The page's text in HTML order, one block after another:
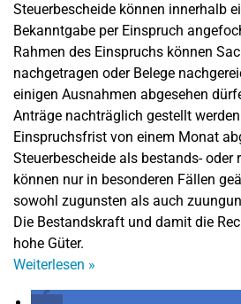
Steuerbescheide können innerhalb
Bekanntgabe per Einspruch
Rahmen des Einspruchs können
nachgetragen oder Belege
einigen Ausnahmen abgesehen
Anträge nachträglich gestellt
Einspruchsfrist von einem Monat
Steuerbescheide als bestands-
können nur in besonderen Fällen
sowohl zugunsten als auch
Die Bestandskraft und damit die
hohe Güter.
Weiterlesen »